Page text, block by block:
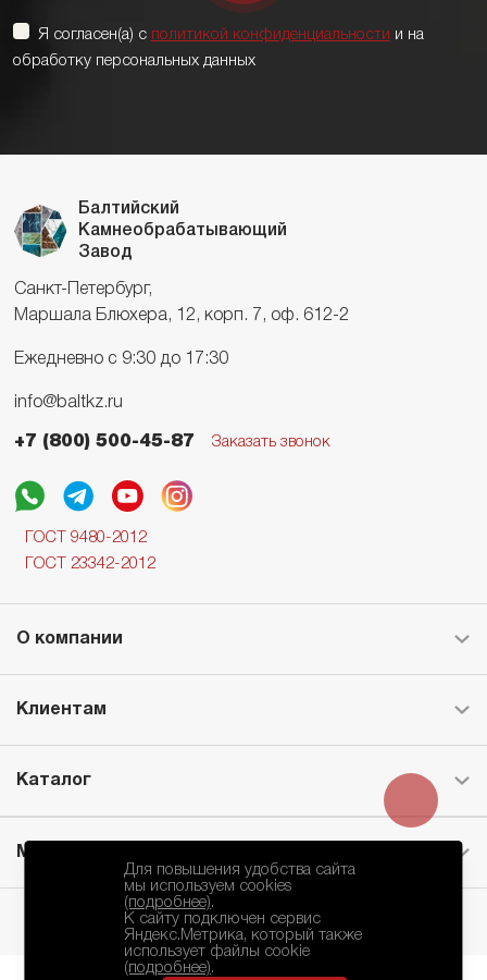
Я согласен(а) с политикой конфиденциальности и на
обработку персональных данных
Балтийский
Камнеобрабатывающий
Завод
Санкт-Петербург,
Маршала Блюхера, 12, корп. 7, оф. 612-2
Ежедневно с 9:30 до 17:30
info@baltkz.ru
+7 (800) 500-45-87 Заказать звонок
ГОСТ 9480-2012
ГОСТ 23342-2012
О компании
Клиентам
Каталог
Месторождение
Для повышения удобства сайта
мы используем cookies
(подробнее).
К сайту подключен сервис
Яндекс.Метрика, который также
использует файлы cookie
(подробнее).